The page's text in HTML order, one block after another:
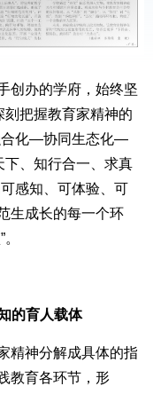
创办的学府，始终坚
刻把握教育家精神的
合化—协同生态化—
下、知行合一、求真
感知、可体验、可
生成长的每一个环
的育人载体
精神分解成具体的指
教育各环节，形